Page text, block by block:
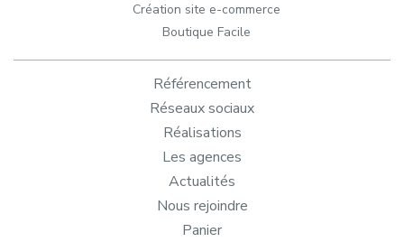
Création site e-commerce
Boutique Facile
Référencement
Réseaux sociaux
Réalisations
Les agences
Actualités
Nous rejoindre
Panier